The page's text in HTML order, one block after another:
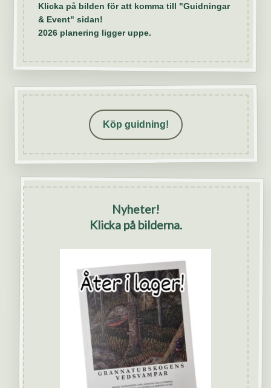
Klicka på bilden för att komma till "Guidningar
& Event" sidan!
2026 planering ligger uppe.
Köp guidning!
Nyheter!
Klicka på bilderna.